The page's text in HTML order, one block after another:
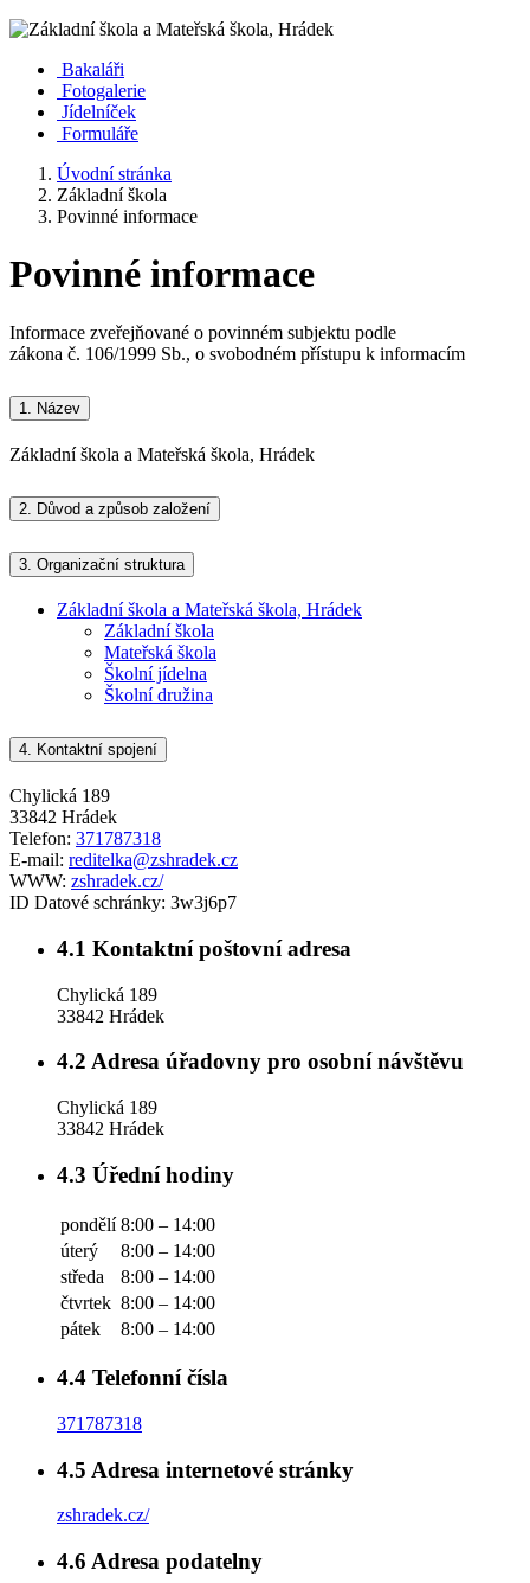
Bakaláři
Fotogalerie
Jídelníček
Formuláře
Úvodní stránka
Základní škola
Povinné informace
Povinné informace
Informace zveřejňované o povinném subjektu podle
zákona č. 106/1999 Sb., o svobodném přístupu k informacím
1. Název
Základní škola a Mateřská škola, Hrádek
2. Důvod a způsob založení
3. Organizační struktura
Základní škola a Mateřská škola, Hrádek
Základní škola
Mateřská škola
Školní jídelna
Školní družina
4. Kontaktní spojení
Chylická 189
33842 Hrádek
Telefon: 371787318
E-mail: reditelka@zshradek.cz
WWW: zshradek.cz/
ID Datové schránky: 3w3j6p7
4.1 Kontaktní poštovní adresa
Chylická 189
33842 Hrádek
4.2 Adresa úřadovny pro osobní návštěvu
Chylická 189
33842 Hrádek
4.3 Úřední hodiny
pondělí 8:00 – 14:00
úterý
8:00 – 14:00
středa
8:00 – 14:00
čtvrtek 8:00 – 14:00
pátek
8:00 – 14:00
4.4 Telefonní čísla
371787318
4.5 Adresa internetové stránky
zshradek.cz/
4.6 Adresa podatelny